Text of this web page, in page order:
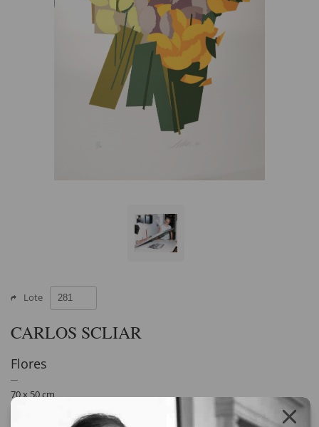
Lote
CARLOS SCLIAR
Flores
70 x 50 cm
serigrafia
assinatura inf. dir.